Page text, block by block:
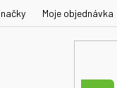
Moje objednávka